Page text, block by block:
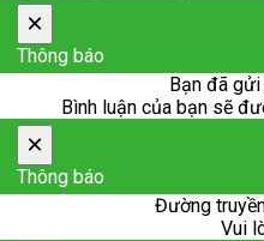
×
Thông báo
Bạn đã gửi
Bình luận của bạn sẽ
×
Thông báo
Đường
Vui